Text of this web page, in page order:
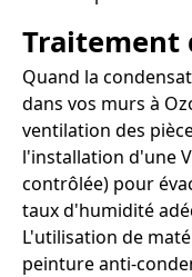
Traitement
Quand la
dans vos murs à
ventilation des
l'installation d'une
contrôlée) pour
taux d'humidité
L'utilisation de
peinture anti-